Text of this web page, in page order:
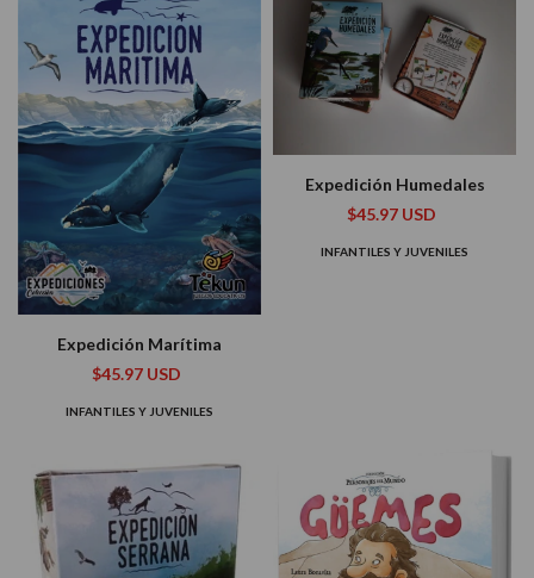
Expedición Marítima
$45.97 USD
INFANTILES Y JUVENILES
Expedición Humedales
$45.97 USD
INFANTILES Y JUVENILES